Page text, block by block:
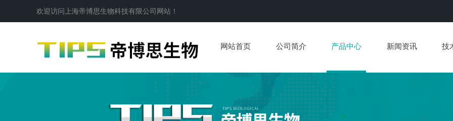
欢迎访问 上海帝博思生物科技有限公司 网站！
网站首页 公司简介 产品中心 新闻资讯 技